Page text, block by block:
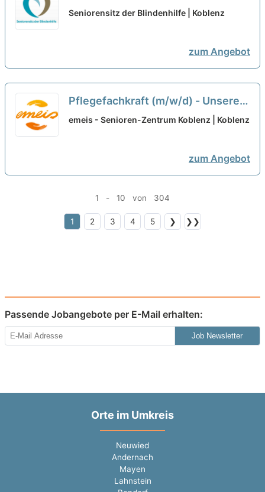
Urlaubstage für Deinen Ausgleich!
Seniorensitz der Blindenhilfe | Koblenz
zum Angebot
Pflegefachkraft (m/w/d) - Unsere
Vorteile = Deine Vorteile! neu
emeis - Senioren-Zentrum Koblenz | Koblenz
zum Angebot
1 - 10 von 304
1 2 3 4 5 ❯ ❯❯
Passende Jobangebote per E-Mail erhalten:
Job Newsletter
Orte im Umkreis
Neuwied
Andernach
Mayen
Lahnstein